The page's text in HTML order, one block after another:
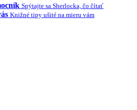
Spýtajte sa Sherlocka, čo čítať
Knižné tipy ušité na mieru vám